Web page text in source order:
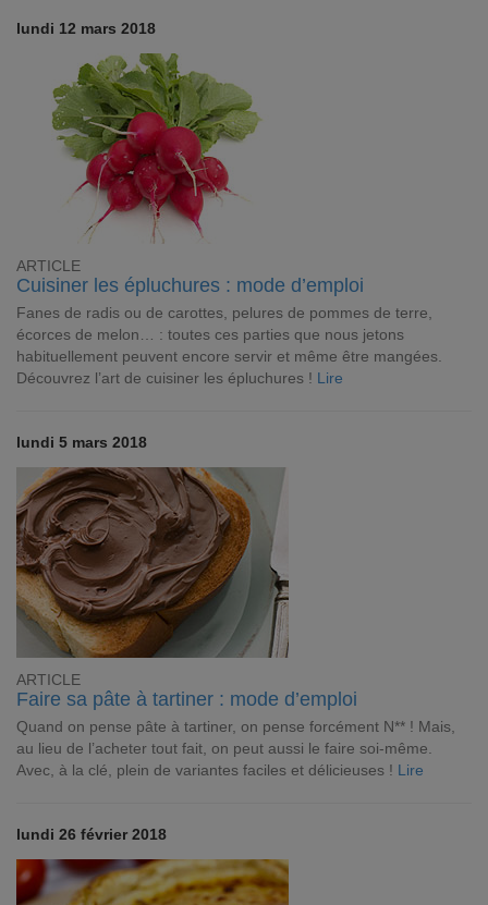
lundi 12 mars 2018
ARTICLE
Cuisiner les épluchures : mode d’emploi
Fanes de radis ou de carottes, pelures de pommes de terre,
écorces de melon… : toutes ces parties que nous jetons
habituellement peuvent encore servir et même être mangées.
Découvrez l’art de cuisiner les épluchures ! Lire
lundi 5 mars 2018
ARTICLE
Faire sa pâte à tartiner : mode d’emploi
Quand on pense pâte à tartiner, on pense forcément N** ! Mais,
au lieu de l’acheter tout fait, on peut aussi le faire soi-même.
Avec, à la clé, plein de variantes faciles et délicieuses ! Lire
lundi 26 février 2018